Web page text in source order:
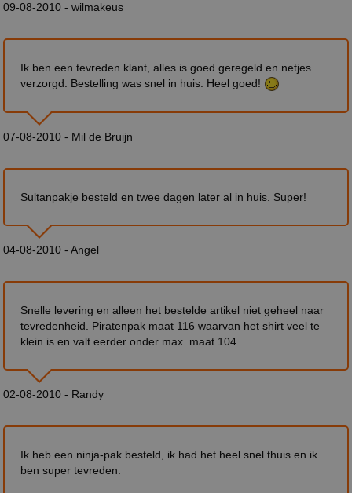
09-08-2010 - wilmakeus
Ik ben een tevreden klant, alles is goed geregeld en netjes
verzorgd. Bestelling was snel in huis. Heel goed!
07-08-2010 - Mil de Bruijn
Sultanpakje besteld en twee dagen later al in huis. Super!
04-08-2010 - Angel
Snelle levering en alleen het bestelde artikel niet geheel naar
tevredenheid. Piratenpak maat 116 waarvan het shirt veel te
klein is en valt eerder onder max. maat 104.
02-08-2010 - Randy
Ik heb een ninja-pak besteld, ik had het heel snel thuis en ik
ben super tevreden.